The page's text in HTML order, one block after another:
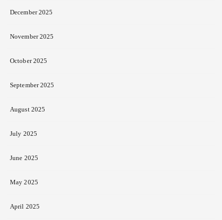
December 2025
November 2025
October 2025
September 2025
August 2025
July 2025
June 2025
May 2025
April 2025